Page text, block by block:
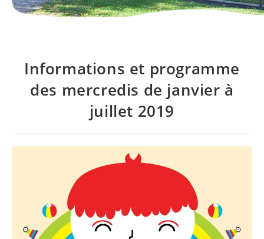
Informations et programme
des mercredis de janvier à
juillet 2019